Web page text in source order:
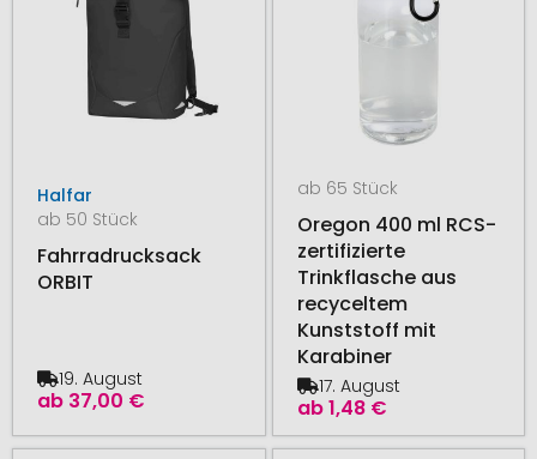
Halfar
ab 50 Stück
Fahrradrucksack
ORBIT
ab 37,00 €
19. August
ab 65 Stück
Oregon 400 ml RCS-
zertifizierte
Trinkflasche aus
recyceltem
Kunststoff mit
Karabiner
ab1,48 €
17. August